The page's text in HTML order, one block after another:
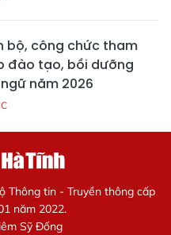
bộ, công chức tham
đào tạo, bồi dưỡng
năm 2026
Thông tin - Truyền thông cấp
năm 2022.
Sỹ Đống